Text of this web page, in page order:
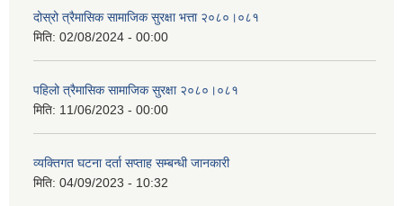
दोस्रो त्रैमासिक सामाजिक सुरक्षा भत्ता २०८०।०८१
मिति: 02/08/2024 - 00:00
पहिलो त्रैमासिक सामाजिक सुरक्षा २०८०।०८१
मिति: 11/06/2023 - 00:00
व्यक्तिगत घटना दर्ता सप्ताह सम्बन्धी जानकारी
मिति: 04/09/2023 - 10:32